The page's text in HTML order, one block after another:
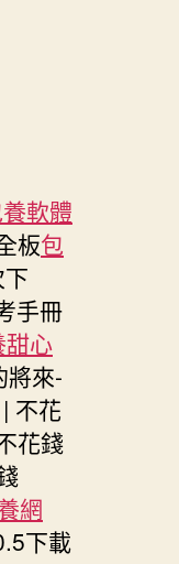
軟體
板包
手冊
心
來-
不花
花錢
網
下載